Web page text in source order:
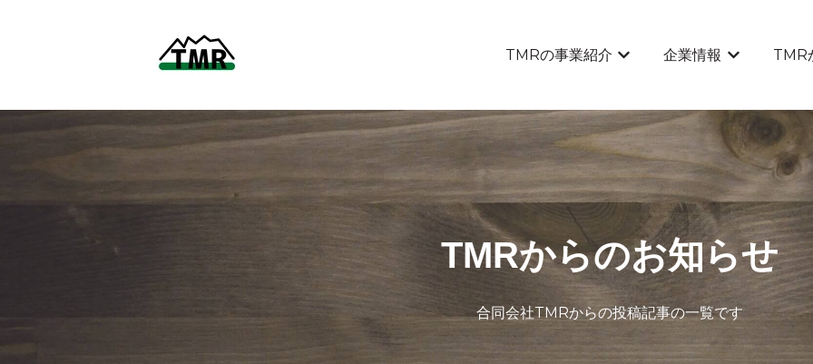
TMRの事業紹介
TMRの事業紹介のサブメニュ
企業情報
企業情報の
TMR
TMRからのお知らせ
合同会社TMRからの投稿記事の一覧です